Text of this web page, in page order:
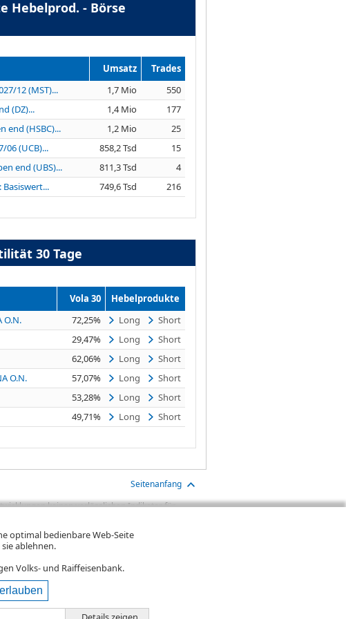
optimal bedienbare Web-Seite
ablehnen.
Volks- und Raiffeisenbank.
Hebelprod. - Börse
Umsatz
Trades
12 (MST)...
1,7 Mio
550
(DZ)...
1,4 Mio
177
end (HSBC)...
1,2 Mio
25
06 (UCB)...
858,2 Tsd
15
end (UBS)...
811,3 Tsd
4
Basiswert...
749,6 Tsd 216
30 Tage
Vola 30
Hebelprodukte
O.N.
72,25% Long
Short
29,47% Long
Short
62,06% Long
Short
O.N.
57,07% Long
Short
53,28% Long
Short
49,71% Long Short
Seitenanfang
keinen verlässlichen Indikator für
sind Transaktionskosten (wie z.B.
Oftmals kommen auch noch
bereinigte Wertentwicklung bzw.
Falls Kurse in Fremdwährung notieren,